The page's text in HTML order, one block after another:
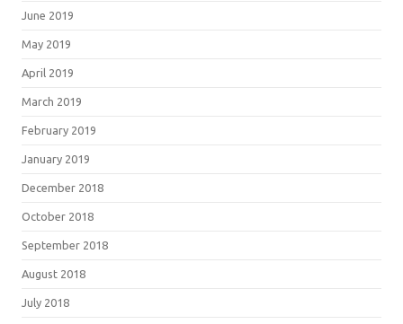
June 2019
May 2019
April 2019
March 2019
February 2019
January 2019
December 2018
October 2018
September 2018
August 2018
July 2018